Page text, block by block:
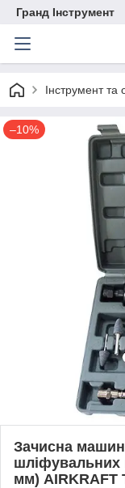
Гранд Інструмент
Інструмент та
–10%
Зачисна
шліфувальних
мм) AIRKRAFT